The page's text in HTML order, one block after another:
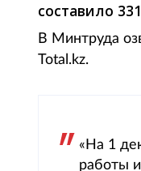
составило
В Минтруда
Total.kz.
«На 1
работы